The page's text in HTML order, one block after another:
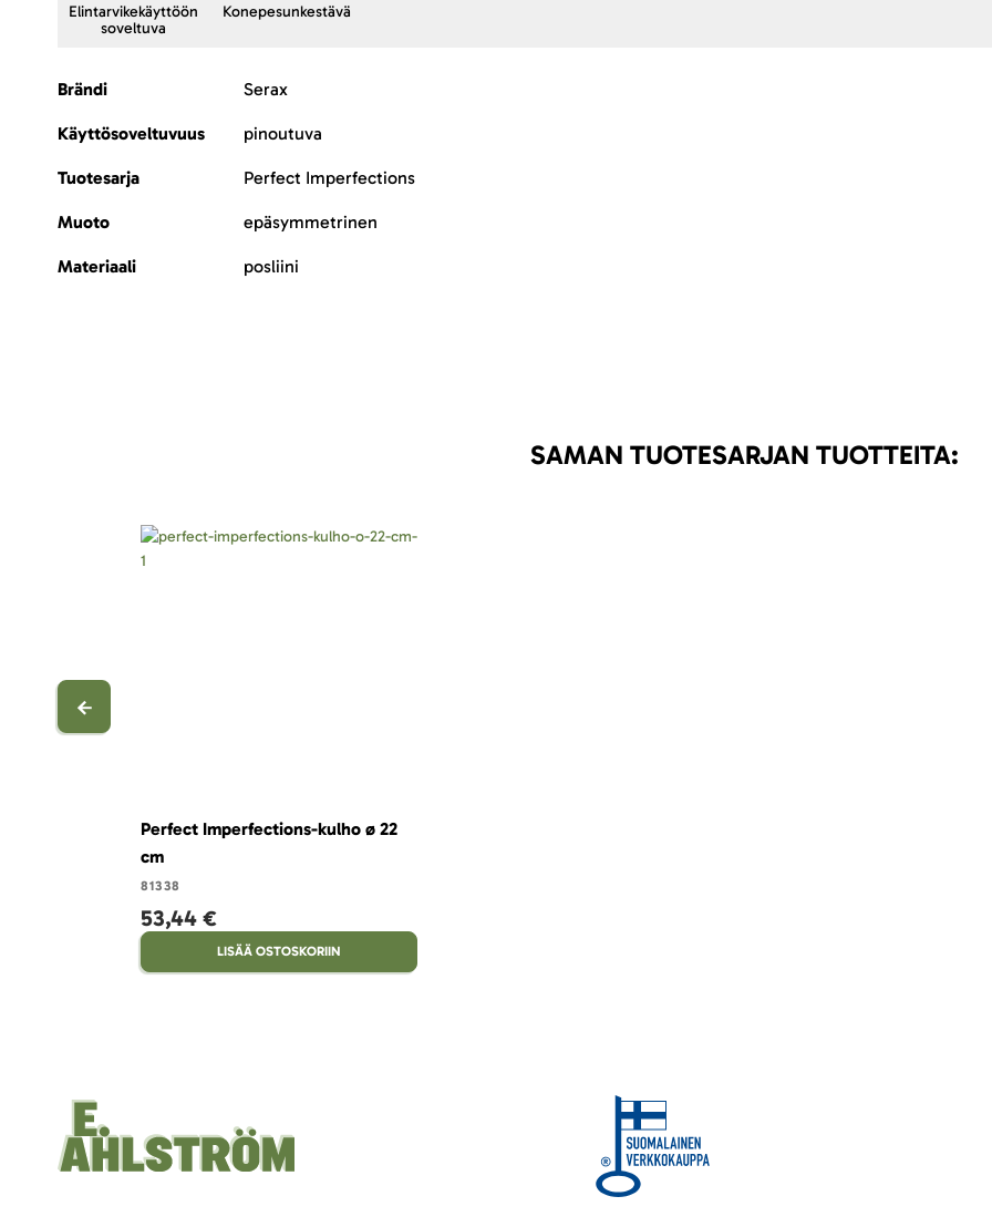
Elintarvikekäyttöön
soveltuva
Konepesunkestävä
Lisätietoja
Brändi Serax
Käyttösoveltuvuus pinoutuva
Tuotesarja Perfect Imperfections
Muoto epäsymmetrinen
Materiaali posliini
SAMAN TUOTESARJAN TUOTTEITA:
Perfect Imperfections-kulho ø 22
cm
81338
53,44 €
LISÄÄ OSTOSKORIIN